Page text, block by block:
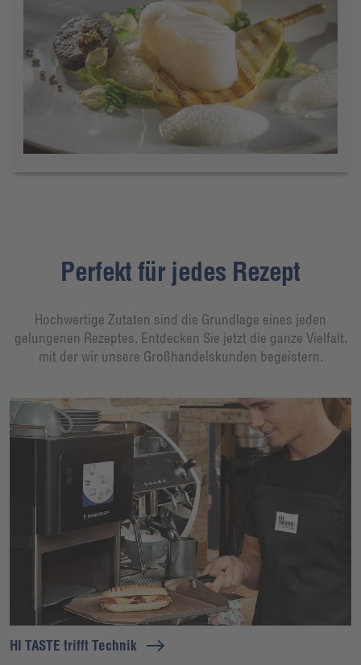
Perfekt für jedes Rezept
Hochwertige Zutaten sind die Grundlage eines jeden
gelungenen Rezeptes. Entdecken Sie jetzt die ganze Vielfalt,
mit der wir unsere Großhandelskunden begeistern.
HI TASTE trifft Technik